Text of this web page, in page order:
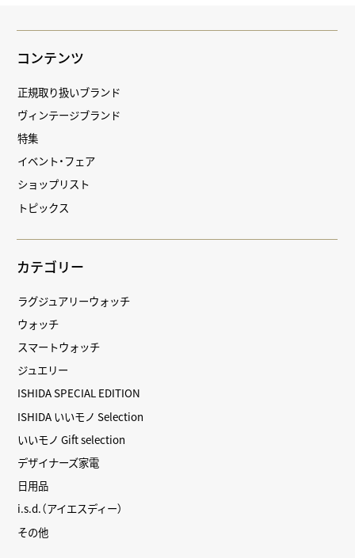
コンテンツ
正規取り扱いブランド
ヴィンテージブランド
特集
イベント・フェア
ショップリスト
トピックス
カテゴリー
ラグジュアリーウォッチ
ウォッチ
スマートウォッチ
ジュエリー
ISHIDA SPECIAL EDITION
ISHIDA いいモノ Selection
いいモノ Gift selection
デザイナーズ家電
日用品
i.s.d.（アイエスディー）
その他